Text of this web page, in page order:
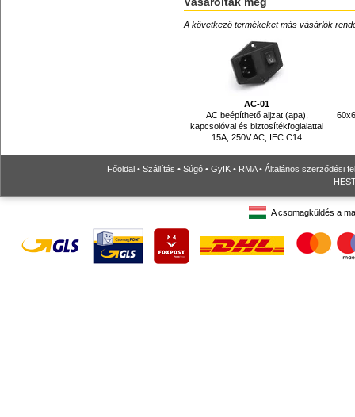
A következő termékeket más vásárlók
AC-01
AC beépíthető aljzat (apa),
kapcsolóval és biztosítékfoglalattal
15A, 250V AC, IEC C14
Főoldal • Szállítás • Súgó • GyIK • RMA• Általános szerződési
A csomagküldés a